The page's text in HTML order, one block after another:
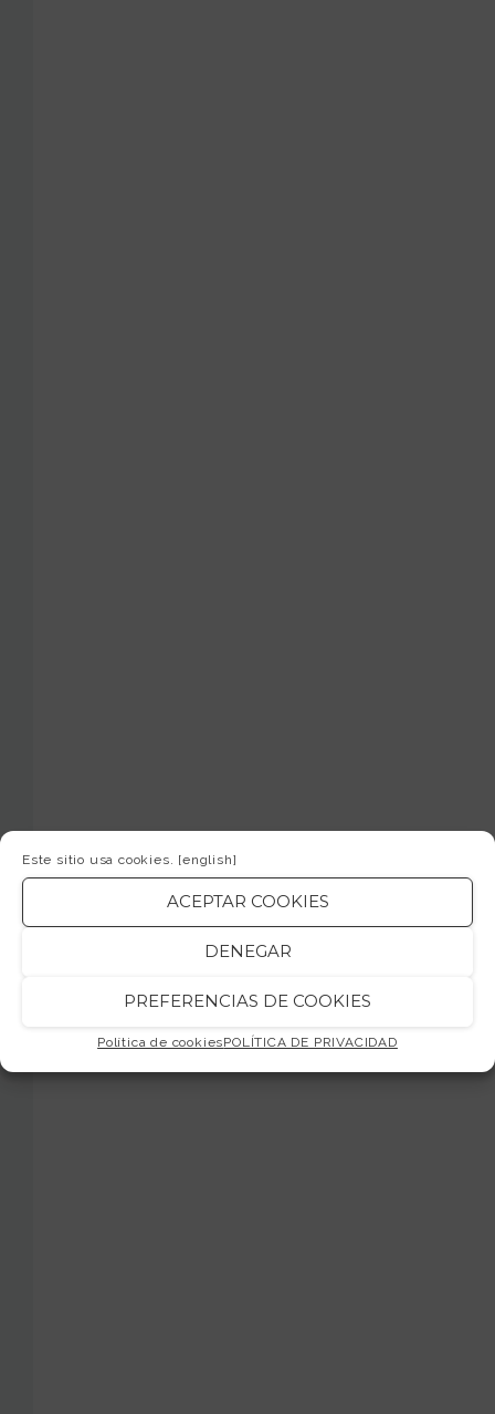
Este sitio usa cookies. [english]
ACEPTAR COOKIES
DENEGAR
PREFERENCIAS DE COOKIES
Política de cookiesPOLÍTICA DE PRIVACIDAD